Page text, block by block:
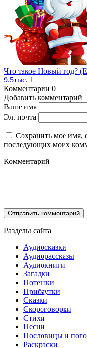
Что такое Новый год?
9.5тыс. 1
Комментарии 0
Добавить комментарий
Ваше имя
Эл. почта
Сохранить моё имя,
последующих моих
Комментарий
Разделы сайта
Аудиосказки
Аудиорассказы
Аудиокниги
Загадки
Потешки
Прибаутки
Сказки
Скороговорки
Стихи
Песни
Пословицы и
Раскраски